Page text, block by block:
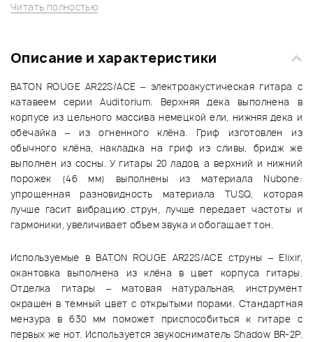
Читать полностью
Описание и характеристики
BATON ROUGE AR22S/ACE – электроакустическая гитара с
катавеем серии Auditorium. Верхняя дека выполнена в
корпусе из цельного массива немецкой ели, нижняя дека и
обечайка – из огненного клёна. Гриф изготовлен из
обычного клёна, накладка на гриф из сливы, бридж же
выполнен из сосны. У гитары 20 ладов, а верхний и нижний
порожек (46 мм) выполнены из материала Nubone:
упрощенная разновидность материала TUSQ, которая
лучше гасит вибрацию струн, лучше передает частоты и
гармоники, увеличивает объем звука и обогащает тон.
Используемые в BATON ROUGE AR22S/ACE струны – Elixir,
окантовка выполнена из клёна в цвет корпуса гитары.
Отделка гитары – матовая натуральная, инструмент
окрашен в темный цвет с открытыми порами. Стандартная
мензура в 630 мм поможет приспособиться к гитаре с
первых же нот. Используется звукосниматель Shadow BR-2P.